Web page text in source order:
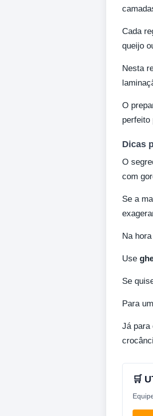
Cada
queijo
Nesta
O
perfeito
Dicas
O
com
Se a
Na
Use
Se
Para
Já para
🛒